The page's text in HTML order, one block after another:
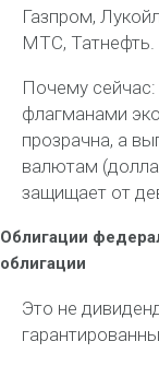
Газпром,
МТС, Татнефть.
Почему
флагманами
прозрачна, а
валютам
защищает от
Облигации
облигации
Это не